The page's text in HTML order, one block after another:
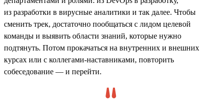
из разработки в вирусные аналитики и так далее. Чтобы
сменить трек, достаточно пообщаться с лидом целевой
команды и выявить области знаний, которые нужно
подтянуть. Потом прокачаться на внутренних и внешних
курсах или с коллегами-наставниками, повторить
собеседование — и перейти.